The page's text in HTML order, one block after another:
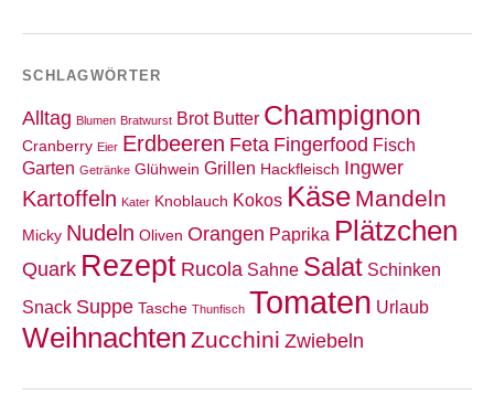
SCHLAGWÖRTER
Alltag Blumen Bratwurst Brot Butter Champignon
Cranberry Eier Erdbeeren Feta Fingerfood Fisch
Garten Getränke Glühwein Grillen Hackfleisch Ingwer
Kartoffeln Kater Knoblauch Kokos Käse Mandeln
Micky Nudeln Oliven Orangen Paprika Plätzchen
Quark Rezept Rucola Sahne Salat Schinken
Snack Suppe Tasche Thunfisch Tomaten Urlaub
Weihnachten Zucchini Zwiebeln